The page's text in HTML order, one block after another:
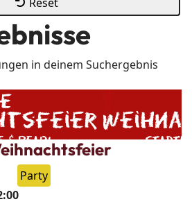
in deinem Suchergebnis
Party